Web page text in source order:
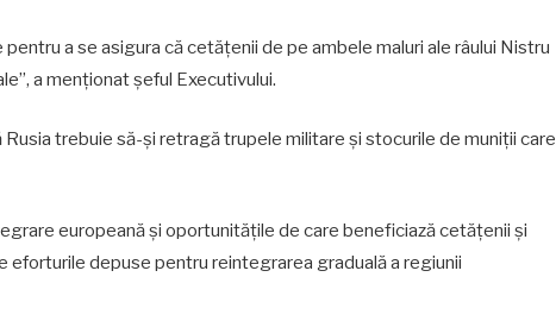
a se asigura că cetățenii de pe ambele maluri ale râului Nistru
a menționat șeful Executivului.
trebuie să-și retragă trupele militare și stocurile de muniții care
europeană și oportunitățile de care beneficiază cetățenii și
eforturile depuse pentru reintegrarea graduală a regiunii